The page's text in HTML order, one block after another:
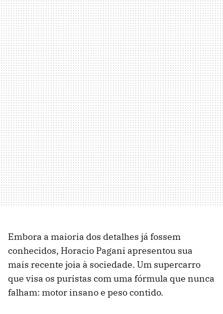
Embora a maioria dos detalhes já fossem
conhecidos, Horacio Pagani apresentou sua
mais recente joia à sociedade. Um supercarro
que visa os puristas com uma fórmula que nunca
falham: motor insano e peso contido.